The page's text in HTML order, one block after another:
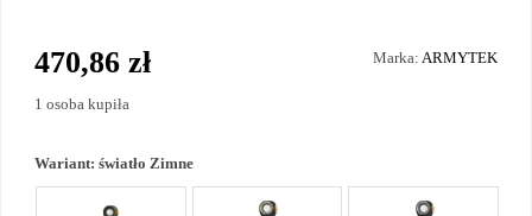
Marka: ARMYTEK
470,86 zł
1 osoba kupiła
Wariant: światło Zimne